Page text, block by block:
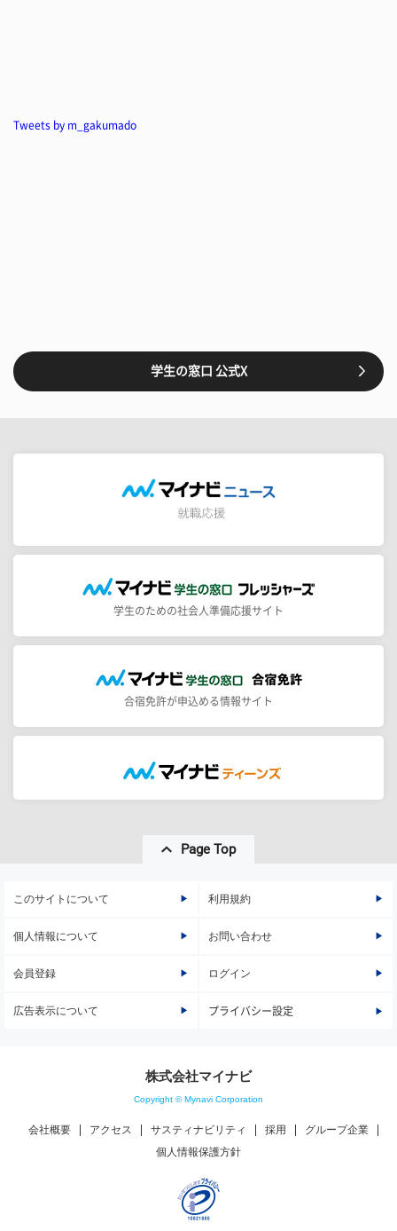
Tweets by m_gakumado
学生の窓口 公式X
学生のための社会人準備応援サイト
合宿免許が申込める情報サイト
Page Top
このサイトについて 利用規約
個人情報について お問い合わせ
会員登録 ログイン
広告表示について プライバシー設定
株式会社マイナビ
Copyright © Mynavi Corporation
会社概要 アクセス サスティナビリティ 採用
グループ企業
個人情報保護方針